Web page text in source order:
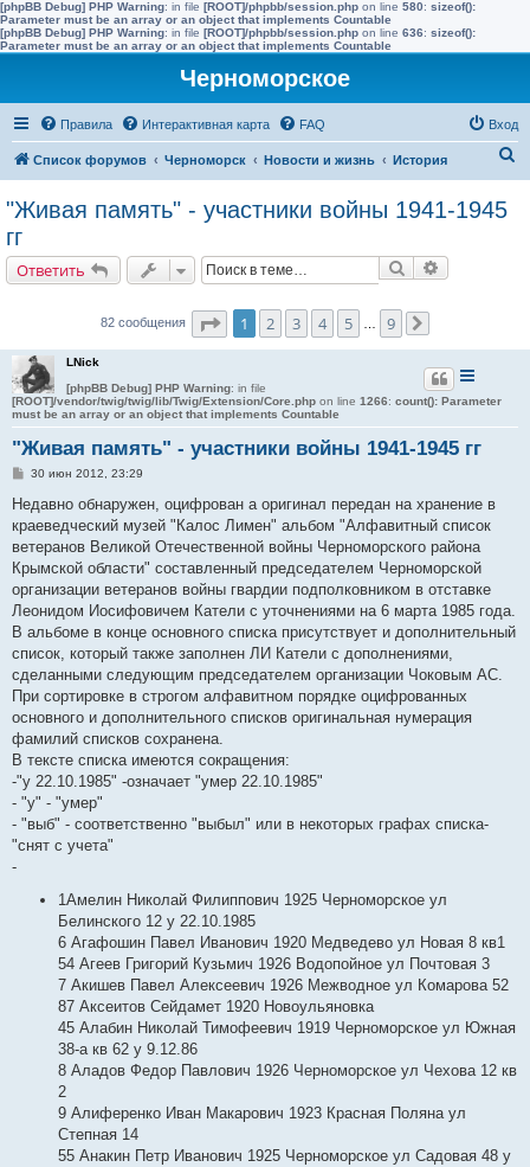
[phpBB Debug] PHP Warning: in file [ROOT]/phpbb/session.php on line 580: sizeof():
Parameter must be an array or an object that implements Countable
[phpBB Debug] PHP Warning: in file [ROOT]/phpbb/session.php on line 636: sizeof():
Parameter must be an array or an object that implements Countable
Черноморское
Правила Интерактивная карта FAQ Вход
Список форумов Черноморск Новости и жизнь История
"Живая память" - участники войны 1941-1945
гг
Ответить Поиск
82 сообщения Страница1 из
1 2 3 4 5 9
LNick
[phpBB Debug] PHP Warning: in file
[ROOT]/vendor/twig/twig/lib/Twig/Extension/Core.php on line 1266: count(): Parameter
must be an array or an object that implements Countable
"Живая память" - участники войны 1941-1945 гг
С
о
б
щ
е
и
е
30 июн 2012, 23:29
Недавно обнаружен, оцифрован а оригинал передан на хранение в
краеведческий музей "Калос Лимен" альбом "Алфавитный список
ветеранов Великой Отечественной войны Черноморского района
Крымской области" составленный председателем Черноморской
организации ветеранов войны гвардии подполковником в отставке
Леонидом Иосифовичем Катели с уточнениями на 6 марта 1985 года.
В альбоме в конце основного списка присутствует и дополнительный
список, который также заполнен ЛИ Катели с дополнениями,
сделанными следующим председателем организации Чоковым АС.
При сортировке в строгом алфавитном порядке оцифрованных
основного и дополнительного списков оригинальная нумерация
фамилий списков сохранена.
В тексте списка имеются сокращения:
-"у 22.10.1985" -означает "умер 22.10.1985"
- "у" - "умер"
- "выб" - соответственно "выбыл" или в некоторых графах списка-
"снят с учета"
-
1Амелин Николай Филиппович 1925 Черноморское ул
Белинского 12 у 22.10.1985
6 Агафошин Павел Иванович 1920 Медведево ул Новая 8 кв1
54 Агеев Григорий Кузьмич 1926 Водопойное ул Почтовая 3
7 Акишев Павел Алексеевич 1926 Межводное ул Комарова 52
87 Аксеитов Сейдамет 1920 Новоульяновка
45 Алабин Николай Тимофеевич 1919 Черноморское ул Южная
38-а кв 62 у 9.12.86
8 Аладов Федор Павлович 1926 Черноморское ул Чехова 12 кв
2
9 Алиференко Иван Макарович 1923 Красная Поляна ул
Степная 14
55 Анакин Петр Иванович 1925 Черноморское ул Садовая 48 у